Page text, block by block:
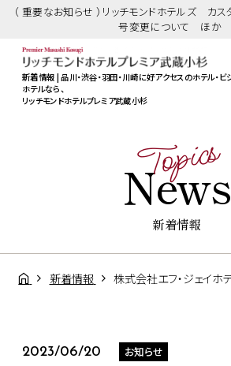
（ 重要なお知らせ ）リッチモンドホテルズ カ
号変更について ほか
新着情報 | 品川・渋谷・羽田・川崎に好アクセスのホテル・ビ
ホテルなら、
リッチモンドホテルプレミア武蔵小杉
News
Topics
新着情報
新着情報 株式会社エフ・ジェイホテルズとの
2023/06/20 お知らせ